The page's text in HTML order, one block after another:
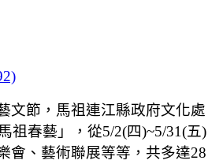
文節，馬祖連江縣政府文化處
祖春藝」，從5/2(四)~5/31(五)
會、藝術聯展等等，共多達28